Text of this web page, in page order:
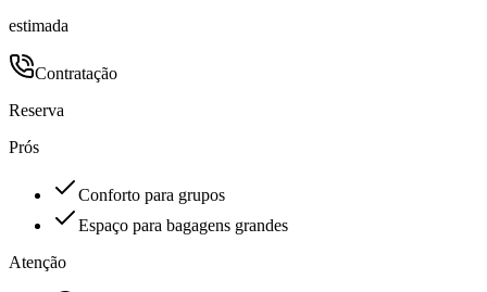
estimada
Contratação
Reserva
Prós
Conforto para grupos
Espaço para bagagens grandes
Atenção